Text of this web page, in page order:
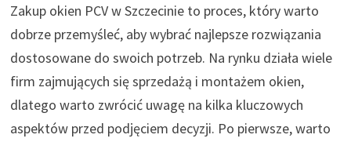
Zakup okien PCV w Szczecinie to proces, który warto
dobrze przemyśleć, aby wybrać najlepsze rozwiązania
dostosowane do swoich potrzeb. Na rynku działa wiele
firm zajmujących się sprzedażą i montażem okien,
dlatego warto zwrócić uwagę na kilka kluczowych
aspektów przed podjęciem decyzji. Po pierwsze, warto